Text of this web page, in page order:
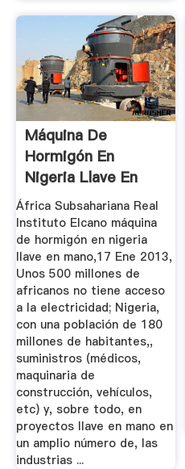
Máquina De
Hormigón En
Nigeria Llave En
Mano
África Subsahariana Real
Instituto Elcano máquina
de hormigón en nigeria
llave en mano,17 Ene 2013,
Unos 500 millones de
africanos no tiene acceso
a la electricidad; Nigeria,
con una población de 180
millones de habitantes,,
suministros (médicos,
maquinaria de
construcción, vehículos,
etc) y, sobre todo, en
proyectos llave en mano en
un amplio número de, las
industrias ...